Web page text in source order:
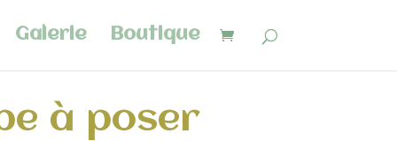
Galerie Boutique
à poser